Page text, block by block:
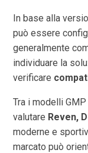
In base alla
può essere
generalmente
individuare la
verificare
Tra i modelli
valutare Reven,
moderne e
marcato può